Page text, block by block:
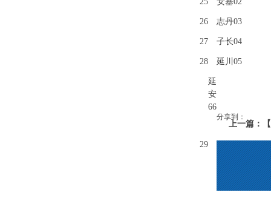
延
安
66
26 志丹03
27 子长04
28 延川05
29
分享到：
上一篇：
秋季综合